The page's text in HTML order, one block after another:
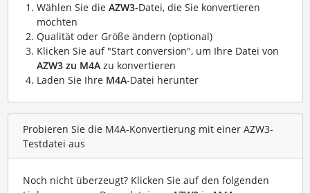
Wählen Sie die AZW3-Datei, die Sie konvertieren
möchten
Qualität oder Größe ändern (optional)
Klicken Sie auf "Start conversion", um Ihre Datei von
AZW3 zu M4Azu konvertieren
Laden Sie Ihre M4A-Datei herunter
Probieren Sie die M4A-Konvertierung mit einer AZW3-
Testdatei aus
Noch nicht überzeugt? Klicken Sie auf den folgenden